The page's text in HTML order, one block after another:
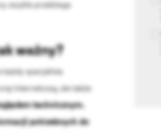
zwykle przebiega
ważny?
specjalista
internetową, ale także
technicznym.
potrzebnych do